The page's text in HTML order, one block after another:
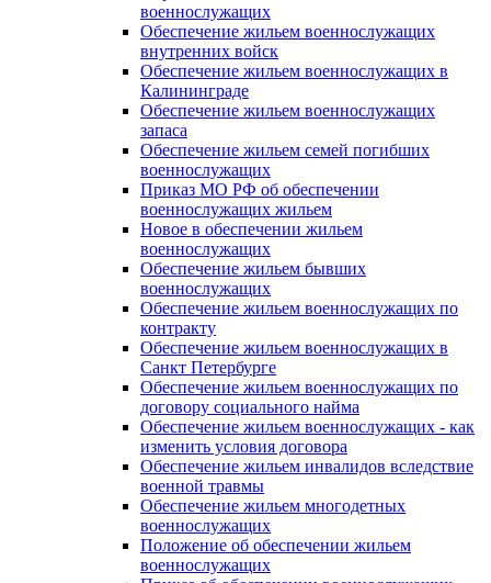
военнослужащих
Обеспечение жильем военнослужащих
внутренних войск
Обеспечение жильем военнослужащих в
Калининграде
Обеспечение жильем военнослужащих
запаса
Обеспечение жильем семей погибших
военнослужащих
Приказ МО РФ об обеспечении
военнослужащих жильем
Новое в обеспечении жильем
военнослужащих
Обеспечение жильем бывших
военнослужащих
Обеспечение жильем военнослужащих по
контракту
Обеспечение жильем военнослужащих в
Санкт Петербурге
Обеспечение жильем военнослужащих по
договору социального найма
Обеспечение жильем военнослужащих - как
изменить условия договора
Обеспечение жильем инвалидов вследствие
военной травмы
Обеспечение жильем многодетных
военнослужащих
Положение об обеспечении жильем
военнослужащих